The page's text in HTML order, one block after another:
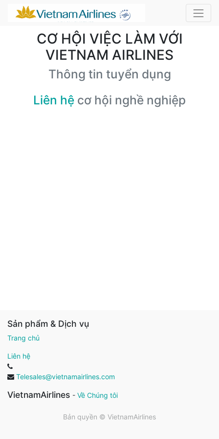
CƠ HỘI VIỆC LÀM VỚI
VIETNAM AIRLINES
Thông tin tuyển dụng
Liên hệ cơ hội nghề nghiệp
Sản phẩm & Dịch vụ
Trang chủ
Liên hệ
Telesales@vietnamairlines.com
VietnamAirlines - Về Chúng tôi
Bản quyền © VietnamAirlines